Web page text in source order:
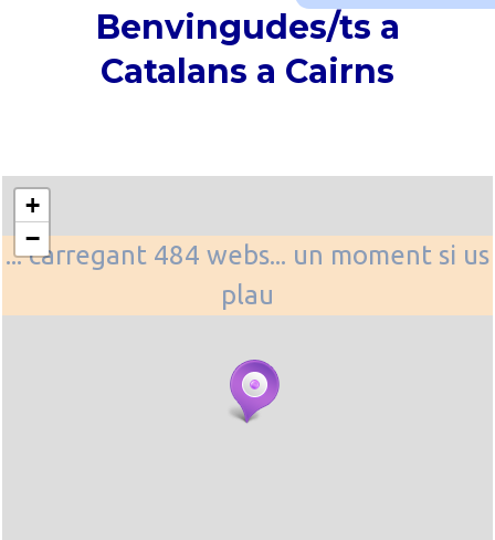
Benvingudes/ts a
Catalans a Cairns
... carregant 484 webs... un moment si us
plau
+
−